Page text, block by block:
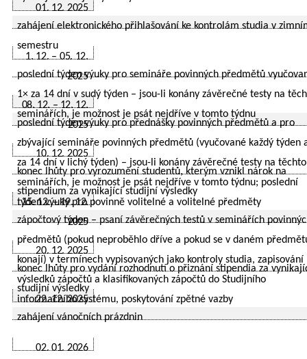
01. 12. 2025
zahájení elektronického přihlašování ke kontrolám studia v
semestru
1. 12. – 05. 12.
2025
poslední týden výuky pro semináře povinných předmětů
1× za 14 dní v sudý týden – jsou-li konány závěrečné testy na
seminářích, je možnost je psát nejdříve v tomto týdnu
08. 12. – 12. 12.
2025
poslední týden výuky pro přednášky povinných předmětů a pro
zbývající semináře povinných předmětů (vyučované každý týden
za 14 dní v lichý týden) – jsou-li konány závěrečné testy na těchto
seminářích, je možnost je psát nejdříve v tomto týdnu; poslední
týden výuky pro povinně volitelné a volitelné předměty
10. 12. 2025
konec lhůty pro vyrozumění studentů, kterým vznikl nárok na
stipendium za vynikající studijní výsledky
15. 12. – 19. 12.
2025
zápočtový týden – psaní závěrečných testů v seminářích
předmětů (pokud neproběhlo dříve a pokud se v daném
konají) v termínech vypisovaných jako kontroly studia, zapisování
výsledků zápočtů a klasifikovaných zápočtů do Studijního
informačního systému, poskytování zpětné vazby
20. 12. 2025
konec lhůty pro vydání rozhodnutí o přiznání stipendia za
studijní výsledky
22. 12. 2025
zahájení vánočních prázdnin
02. 01. 2026